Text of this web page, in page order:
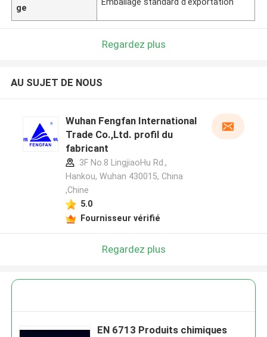
ge
Regardez plus
AU SUJET DE NOUS
Wuhan Fengfan International
Trade Co.,Ltd. profil du
fabricant
3F No.8 LingjiaoHu Rd.,
Hankou, Wuhan 430015, China
,Chine
5.0
Fournisseur vérifié
Regardez plus
EN 6713 Produits chimiques